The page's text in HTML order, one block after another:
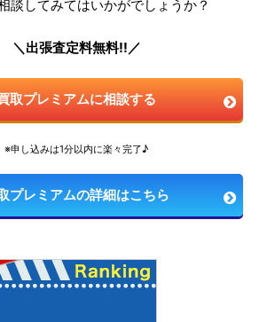
談してみてはいかがでしょうか？
＼出張査定料無料!!／
取プレミアムに相談する
※申し込みは1分以内に楽々完了♪
プレミアムの詳細はこちら